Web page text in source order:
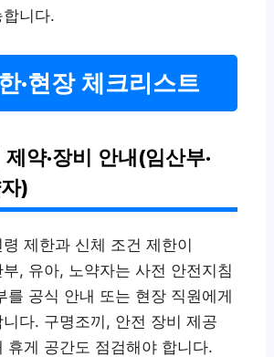
니다.
·현장 체크리스트
제약·장비 안내(임산부·
)
제한과 신체 조건 제한이
, 유아, 노약자는 사전 안전지침
를 공식 안내 또는 현장 직원에게
다. 구명조끼, 안전 장비 제공
휴게 공간도 점검해야 합니다.